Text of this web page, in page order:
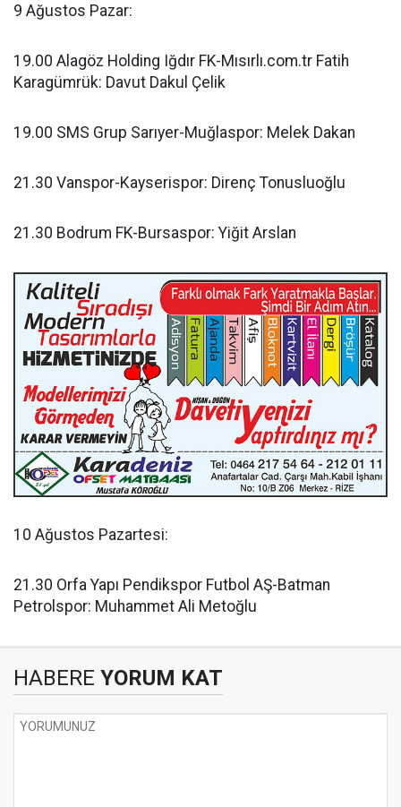
9 Ağustos Pazar:
19.00 Alagöz Holding Iğdır FK-Mısırlı.com.tr Fatih
Karagümrük: Davut Dakul Çelik
19.00 SMS Grup Sarıyer-Muğlaspor: Melek Dakan
21.30 Vanspor-Kayserispor: Direnç Tonusluoğlu
21.30 Bodrum FK-Bursaspor: Yiğit Arslan
10 Ağustos Pazartesi:
21.30 Orfa Yapı Pendikspor Futbol AŞ-Batman
Petrolspor: Muhammet Ali Metoğlu
HABERE YORUM KAT